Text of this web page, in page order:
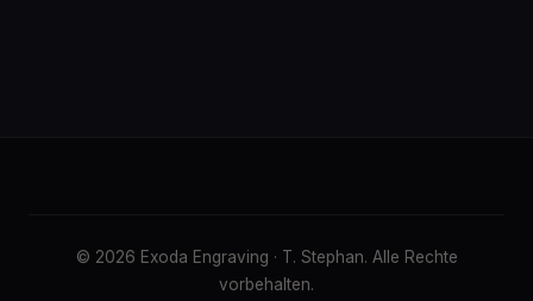
© 2026 Exoda Engraving · T. Stephan. Alle Rechte
vorbehalten.